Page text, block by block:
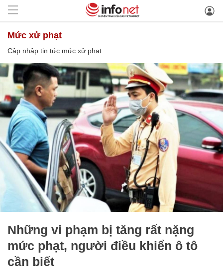
mức xử phạt
Cập nhập tin tức mức xử phạt
Những vi phạm bị tăng rất nặng
mức phạt, người điều khiển ô tô
cần biết